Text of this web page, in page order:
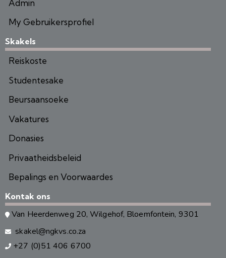
Admin
My Gebruikersprofiel
Skakels
Reiskoste
Studentesake
Beursaansoeke
Vakatures
Donasies
Privaatheidsbeleid
Bepalings en Voorwaardes
Kontak ons
Van Heerdenweg 20, Wilgehof, Bloemfontein, 9301
skakel@ngkvs.co.za
+27 (0)51 406 6700